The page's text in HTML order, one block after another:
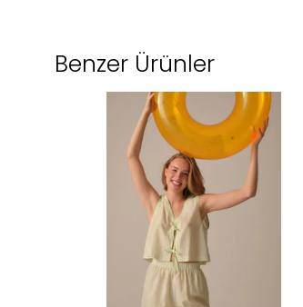
Benzer Ürünler